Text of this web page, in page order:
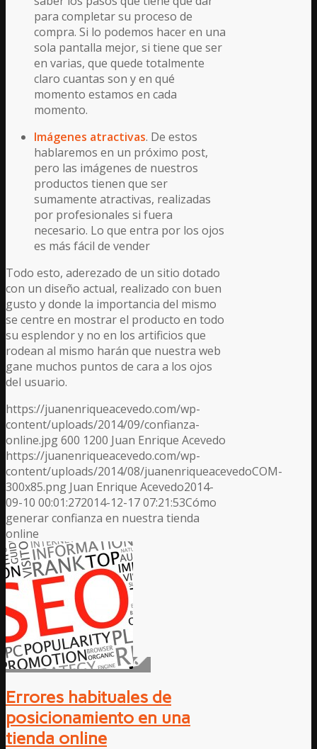
para completar su proceso de
compra. Si lo podemos hacer en una
sola pantalla mejor, si tiene que ser
en varias, que quede totalmente
claro cuantas son y en qué
momento estamos en cada
momento.
Imágenes atractivas. De estos
hablaremos en un próximo post,
pero las imágenes de nuestros
productos tienen que ser
sumamente atractivas, realizadas
por profesionales si fuera
necesario. Lo que entra por los ojos
es más fácil de vender
Todo esto, aderezado de un sitio dotado
con un diseño actual, realizado con buen
gusto y donde la importancia del mismo
se centre en mostrar el producto en todo
su esplendor y no en los artificios que
rodean al mismo harán que nuestra web
gane muchos puntos de cara a los ojos
del usuario.
https://juanenriqueacevedo.com/wp-
content/uploads/2014/09/confianza-
online.jpg600 1200 Juan Enrique Acevedo
https://juanenriqueacevedo.com/wp-
content/uploads/2014/08/juanenriqueacevedoCOM-
300x85.png Juan Enrique Acevedo2014-
09-10 00:01:272014-12-17 07:21:53Cómo
generar confianza en nuestra tienda
online
Errores habituales de
posicionamiento en una
tienda online